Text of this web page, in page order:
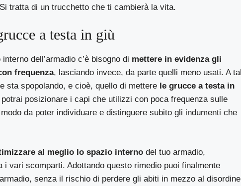
Si tratta di un trucchetto che ti cambierà la vita.
a testa in giù
dell’armadio c’è bisogno di mettere in evidenza gli
frequenza, lasciando invece, da parte quelli meno usati. A tal
sta spopolando, e cioè, quello di mettere le grucce a testa in
posizionare i capi che utilizzi con poca frequenza sulle
da poter individuare e distinguere subito gli indumenti che
al meglio lo spazio interno del tuo armadio,
i vari scomparti. Adottando questo rimedio puoi finalmente
senza il rischio di perdere gli abiti in mezzo al disordine